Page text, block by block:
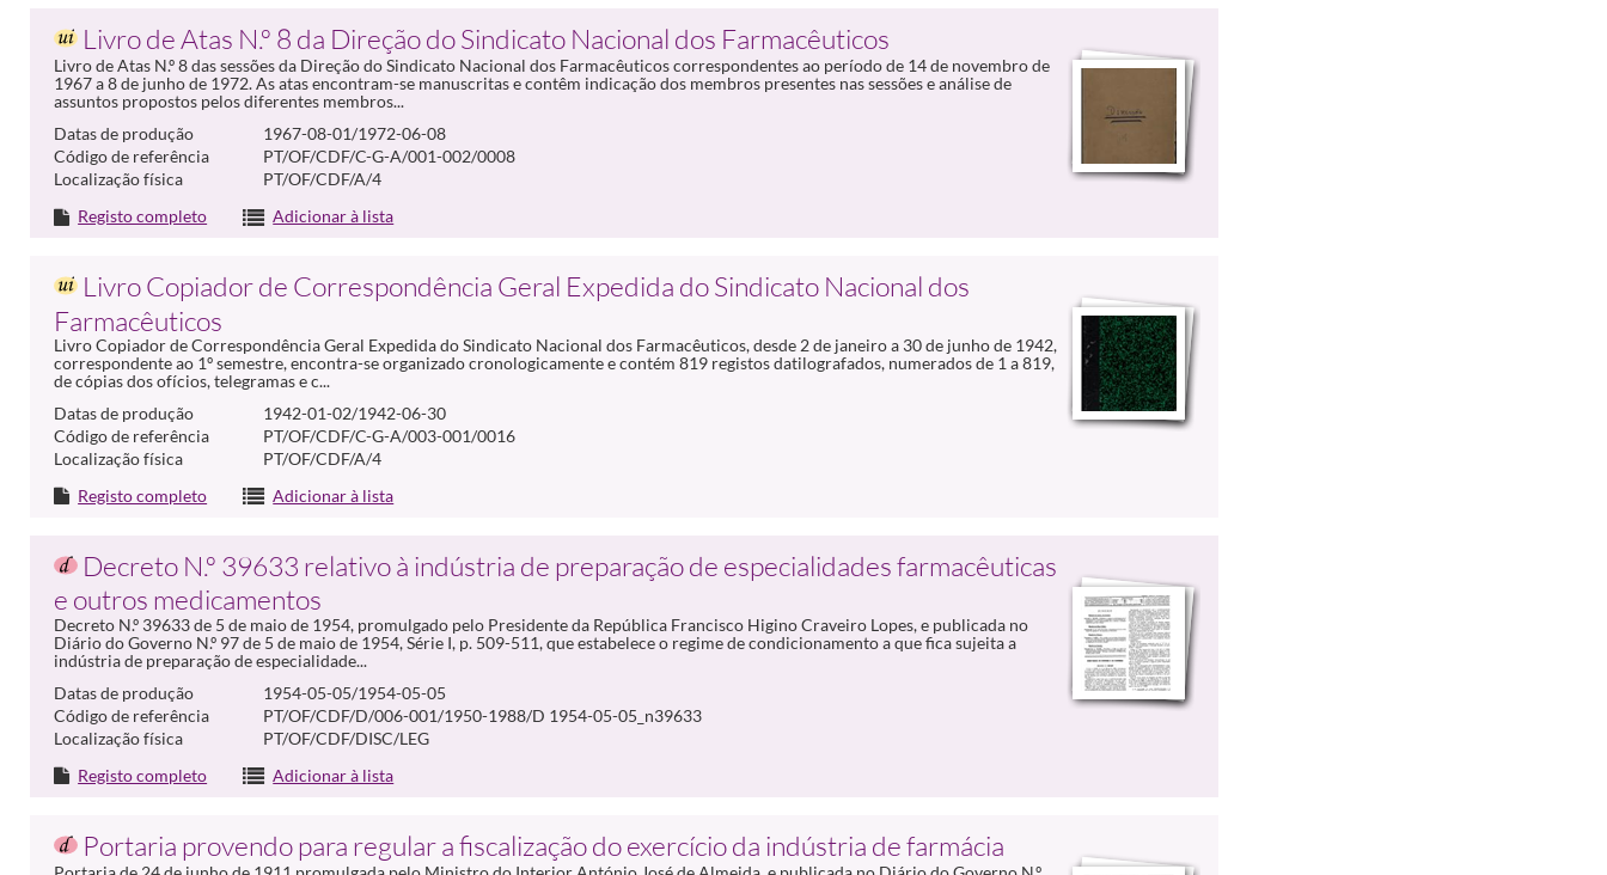
Livro de Atas N.º 8 da Direção do Sindicato Nacional dos Farmacêuticos
Livro de Atas N.º 8 das sessões da Direção do Sindicato Nacional dos Farmacêuticos correspondentes ao período de 14 de novembro de
1967 a 8 de junho de 1972. As atas encontram-se manuscritas e contêm indicação dos membros presentes nas sessões e análise de
assuntos propostos pelos diferentes membros...
Datas de produção
1967-08-01/1972-06-08
Código de referência
PT/OF/CDF/C-G-A/001-002/0008
Localização física
PT/OF/CDF/A/4
Registo completo
Adicionar à lista
Livro Copiador de Correspondência Geral Expedida do Sindicato Nacional dos
Farmacêuticos
Livro Copiador de Correspondência Geral Expedida do Sindicato Nacional dos Farmacêuticos, desde 2 de janeiro a 30 de junho de 1942,
correspondente ao 1º semestre, encontra-se organizado cronologicamente e contém 819 registos datilografados, numerados de 1 a 819,
de cópias dos ofícios, telegramas e c...
Datas de produção
1942-01-02/1942-06-30
Código de referência
PT/OF/CDF/C-G-A/003-001/0016
Localização física
PT/OF/CDF/A/4
Registo completo
Adicionar à lista
Decreto N.º 39633 relativo à indústria de preparação de especialidades farmacêuticas
e outros medicamentos
Decreto N.º 39633 de 5 de maio de 1954, promulgado pelo Presidente da República Francisco Higino Craveiro Lopes, e publicada no
Diário do Governo N.º 97 de 5 de maio de 1954, Série I, p. 509-511, que estabelece o regime de condicionamento a que fica sujeita a
indústria de preparação de especialidade...
Datas de produção
1954-05-05/1954-05-05
Código de referência
PT/OF/CDF/D/006-001/1950-1988/D 1954-05-05_n39633
Localização física
PT/OF/CDF/DISC/LEG
Registo completo
Adicionar à lista
Portaria provendo para regular a fiscalização do exercício da indústria de farmácia